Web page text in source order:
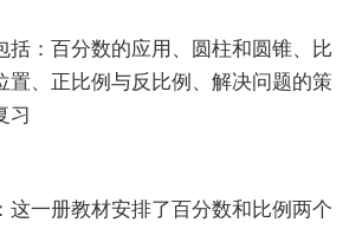
括：百分数的应用、圆柱和圆锥、比
置、正比例与反比例、解决问题的策
习
这一册教材安排了百分数和比例两个